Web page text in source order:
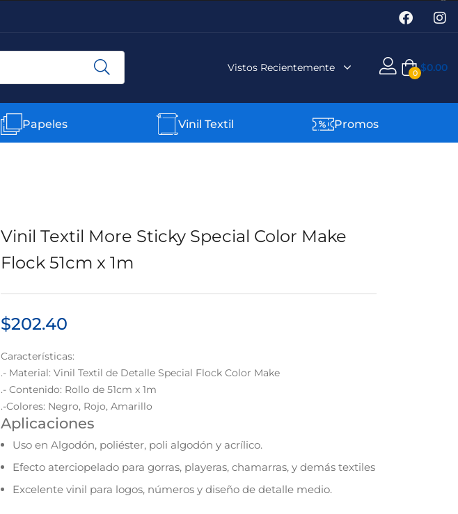
Vistos Recientemente 0 $0.00
Papeles Vinil Textil Promos
Vinil Textil More Sticky Special Color Make
Flock 51cm x 1m
$202.40
Características:
.- Material: Vinil Textil de Detalle Special Flock Color Make
.- Contenido: Rollo de 51cm x 1m
.-Colores: Negro, Rojo, Amarillo
Aplicaciones
Uso en Algodón, poliéster, poli algodón y acrílico.
Efecto aterciopelado para gorras, playeras, chamarras, y demás textiles
Excelente vinil para logos, números y diseño de detalle medio.